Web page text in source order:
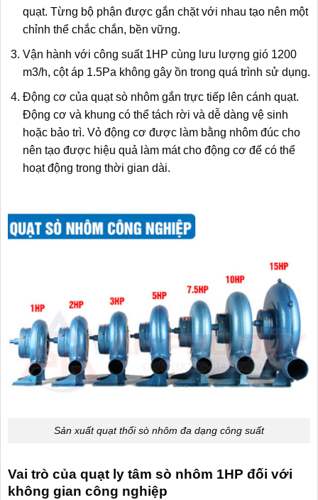
quạt. Từng bộ phận được gắn chặt với nhau tạo nên một
chỉnh thể chắc chắn, bền vững.
Vận hành với công suất 1HP cùng lưu lượng gió 1200
m3/h, cột áp 1.5Pa không gây ồn trong quá trình sử dụng.
Động cơ của quạt sò nhôm gắn trực tiếp lên cánh quạt.
Động cơ và khung có thể tách rời và dễ dàng vệ sinh
hoặc bảo trì. Vỏ động cơ được làm bằng nhôm đúc cho
nên tạo được hiệu quả làm mát cho động cơ để có thể
hoạt động trong thời gian dài.
Sản xuất quạt thổi sò nhôm đa dạng công suất
Vai trò của quạt ly tâm sò nhôm 1HP đối với
không gian công nghiệp